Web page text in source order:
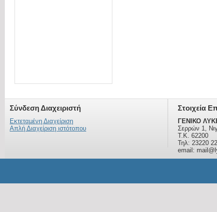
Σύνδεση Διαχειριστή
Εκτεταμένη Διαχείριση
Απλή Διαχείριση ιστότοπου
Στοιχεία
ΓΕΝΙΚΟ
Σερρών 1,
Τ.Κ. 62200
Τηλ: 23220
email: